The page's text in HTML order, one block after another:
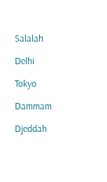
Salalah
Delhi
Tokyo
Dammam
Djeddah